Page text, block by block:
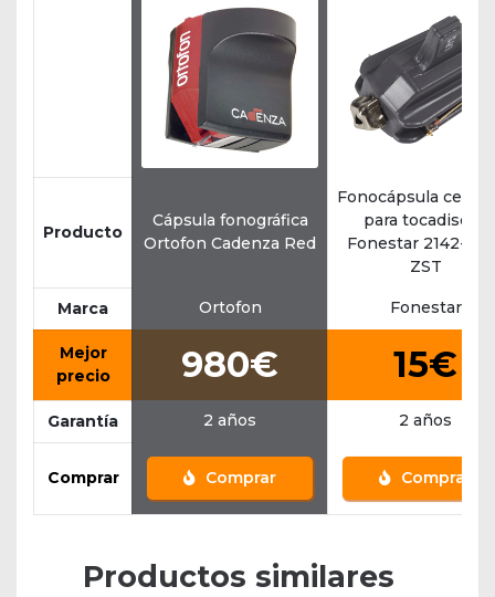
Producto
Cápsula fonográfica
Ortofon Cadenza Red
Fonocápsula
para tocadiscos
Fonestar 2142-
ZST
Marca Ortofon Fonestar
Mejor
precio
980€ 15€
Garantía 2 años 2 años
Comprar Comprar Comprar
Productos similares